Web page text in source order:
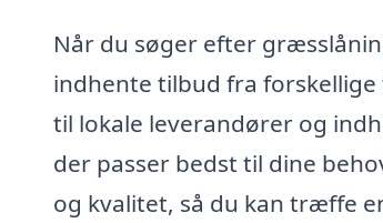
Når du søger efter
indhente tilbud fra
til lokale leverandører og
der passer bedst til dine
og kvalitet, så du kan træffe